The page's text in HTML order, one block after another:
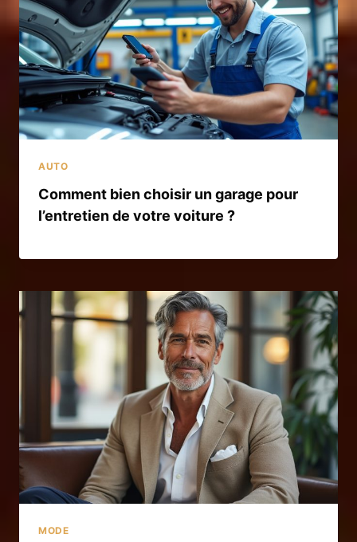
AUTO
Comment bien choisir un garage pour
l’entretien de votre voiture ?
MODE